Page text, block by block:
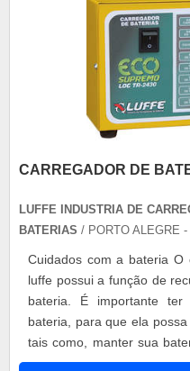
CARREGADOR DE
LUFFE INDUSTRIA DE
BATERIAS / PORTO ALEGRE -
Cuidados com a bateria O
luffe possui a função de
bateria. É importante
bateria, para que ela
tais como, manter sua
sempre fora do alcance